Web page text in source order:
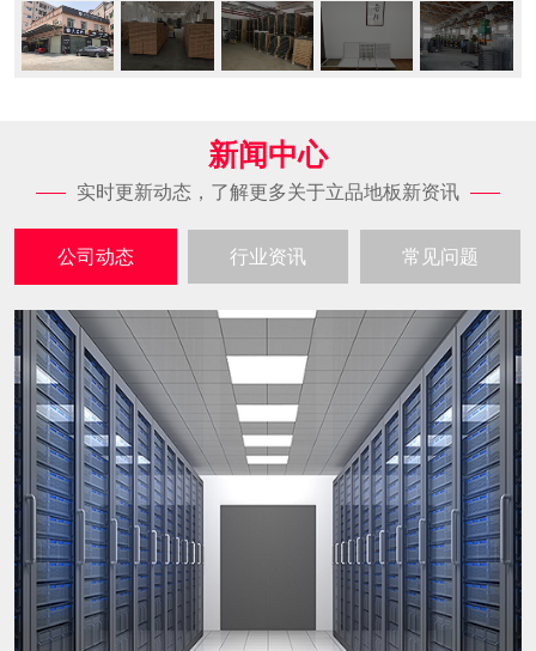
新闻中心
实时更新动态，了解更多关于立品地板新资讯
公司动态 行业资讯 常见问题